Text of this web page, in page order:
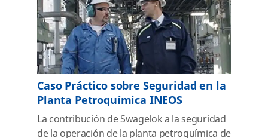
Caso Práctico sobre Seguridad en la
Planta Petroquímica INEOS
La contribución de Swagelok a la seguridad
de la operación de la planta petroquímica de